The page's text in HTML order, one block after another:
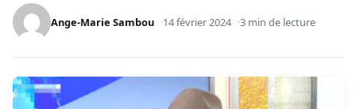
Ange-Marie Sambou 14 février 2024 3 min de lecture